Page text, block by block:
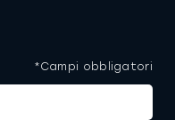
*Campi obbligatori